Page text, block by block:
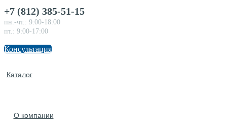
Каталог
О компании
+7 (812) 385-51-15
пн.-чт.: 9:00-18:00
пт.: 9:00-17:00
Консультация